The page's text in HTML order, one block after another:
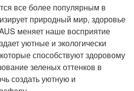
все более популярным в
природный мир, здоровье
меняет наше восприятие
уютные и экологически
способствуют здоровому
зеленых оттенков в
создать уютную и